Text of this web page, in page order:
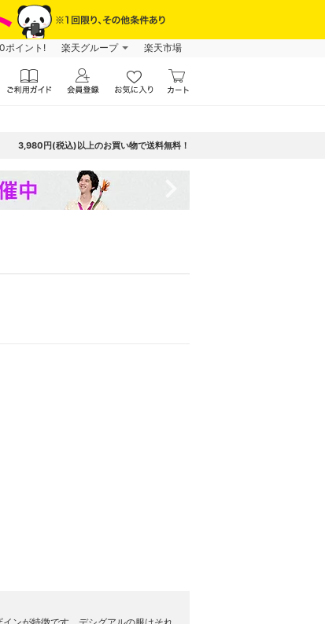
ポイント! 楽天グループ 楽天市場
3,980円(税込)以上のお買い物で送料無料！